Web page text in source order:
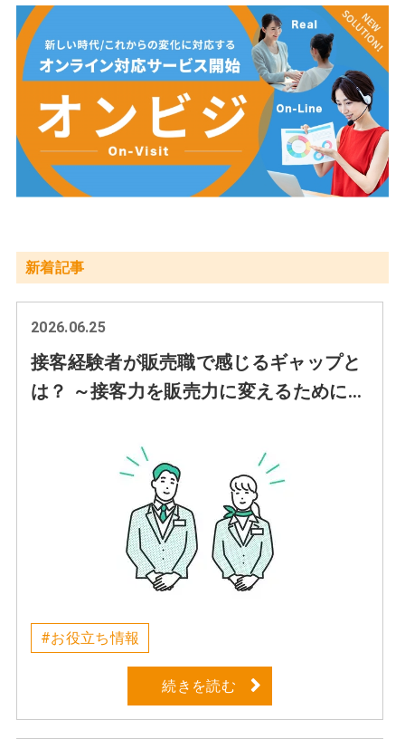
新着記事
2026.06.25
接客経験者が販売職で感じるギャップと
は？ ～接客力を販売力に変えるために大
#お役立ち情報
続きを読む